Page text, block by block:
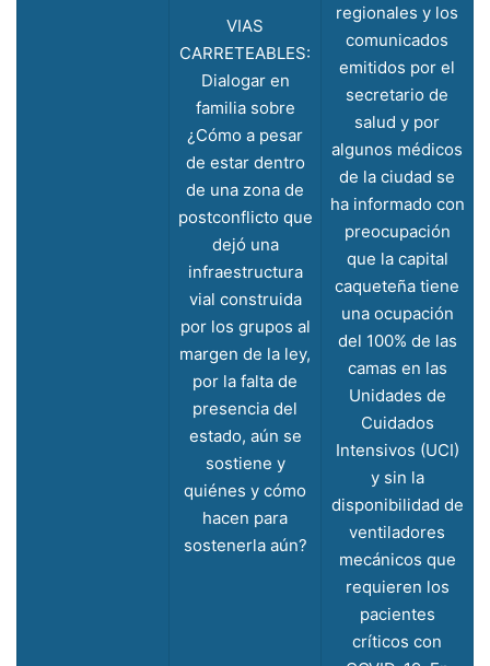
VIAS
CARRETEABLES:
Dialogar en
familia sobre
¿Cómo a pesar
de estar dentro
de una zona de
postconflicto que
dejó una
infraestructura
vial construida
por los grupos al
margen de la ley,
por la falta de
presencia del
estado, aún se
sostiene y
quiénes y cómo
hacen para
sostenerla aún?
regionales y los
comunicados
emitidos por el
secretario de
salud y por
algunos médicos
de la ciudad se
ha informado con
preocupación
que la capital
caqueteña tiene
una ocupación
del 100% de las
camas en las
Unidades de
Cuidados
Intensivos (UCI)
y sin la
disponibilidad de
ventiladores
mecánicos que
requieren los
pacientes
críticos con